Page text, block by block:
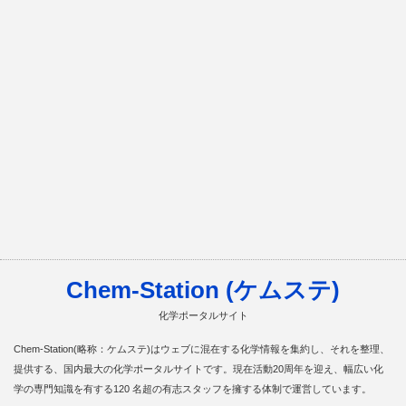
Chem-Station (ケムステ)
化学ポータルサイト
Chem-Station(略称：ケムステ)はウェブに混在する化学情報を集約し、それを整理、
提供する、国内最大の化学ポータルサイトです。現在活動20周年を迎え、幅広い化
学の専門知識を有する120 名超の有志スタッフを擁する体制で運営しています。